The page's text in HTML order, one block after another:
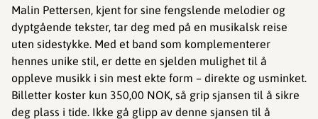
Malin Pettersen, kjent for sine fengslende melodier og
dyptgående tekster, tar deg med på en musikalsk reise
uten sidestykke. Med et band som komplementerer
hennes unike stil, er dette en sjelden mulighet til å
oppleve musikk i sin mest ekte form – direkte og usminket.
Billetter koster kun 350,00 NOK, så grip sjansen til å sikre
deg plass i tide. Ikke gå glipp av denne sjansen til å